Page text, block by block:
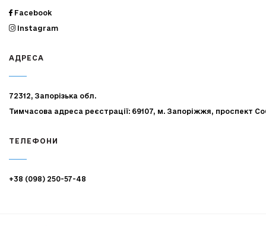
Facebook
Instagram
АДРЕСА
72312, Запорізька обл.
Тимчасова адреса реєстрації: 69107, м. Запоріжжя, проспект
ТЕЛЕФОНИ
+38 (098) 250-57-48